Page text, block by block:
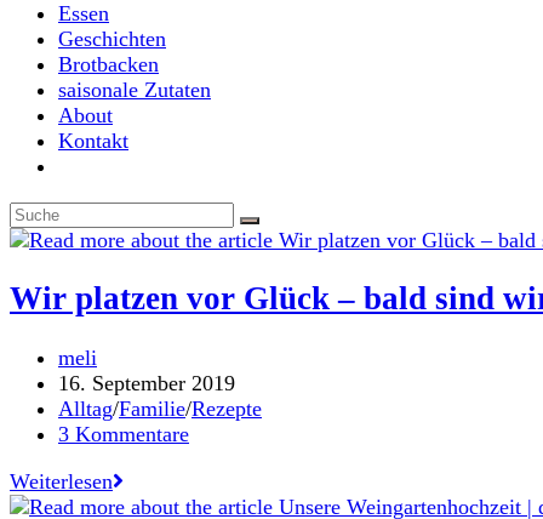
Essen
Geschichten
Brotbacken
saisonale Zutaten
About
Kontakt
search
Wir platzen vor Glück – bald sind
Beitrags-
Autor:
meli
Beitrag
veröffentlicht:
16. September 2019
Beitrags-
Kategorie:
Alltag/Familie/Rezepte
Beitrags-
3 Kommentare
WeiterlesenWir
platzen